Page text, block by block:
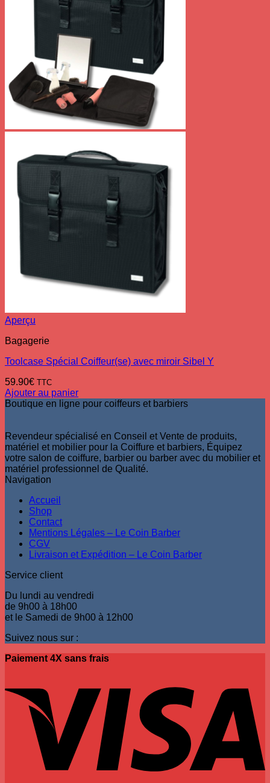
Aperçu
Bagagerie
Toolcase Spécial Coiffeur(se) avec miroir Sibel Y
59.90€ TTC
Ajouter au panier
Boutique en ligne pour coiffeurs et barbiers
Revendeur spécialisé en Conseil et Vente de produits,
matériel et mobilier pour la Coiffure et barbiers, Équipez
votre salon de coiffure, barbier ou barber avec du mobilier et
matériel professionnel de Qualité.
Navigation
Accueil
Shop
Contact
Mentions Légales – Le Coin Barber
CGV
Livraison et Expédition – Le Coin Barber
Service client
Du lundi au vendredi
de 9h00 à 18h00
et le Samedi de 9h00 à 12h00
Suivez nous sur :
Paiement 4X sans frais